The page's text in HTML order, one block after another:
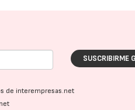
SUSCRIBIRME
de interempresas.net